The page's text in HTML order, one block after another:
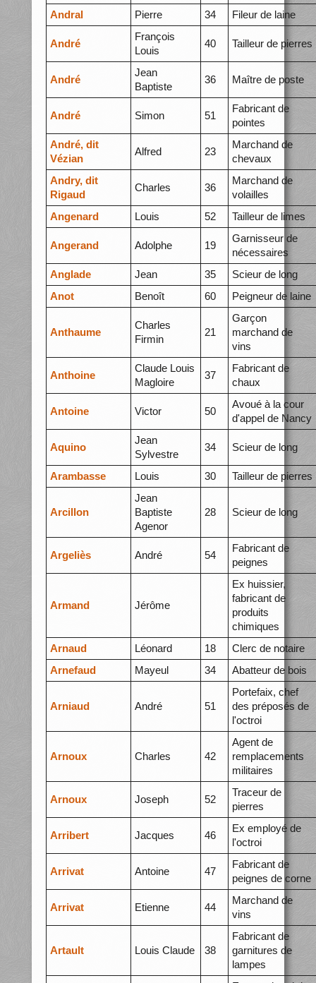
Andral
Pierre 34 Fileur de laine
André
François
Louis
40 Tailleur de pierres
André
Jean
Baptiste
36 Maître de poste
André Simon 51
Fabricant de
pointes
André, dit
Vézian
Alfred 23
Marchand de
chevaux
Andry, dit
Rigaud
Charles 36
Marchand de
volailles
Angenard
Louis 52 Tailleur de limes
Angerand Adolphe 19
Garnisseur de
nécessaires
Anglade
Jean 35
Scieur de long
Anot
Benoît 60 Peigneur de laine
Anthaume
Charles
Firmin
21
Garçon
marchand de
vins
Anthoine
Claude Louis
Magloire
37
Fabricant de
chaux
Antoine Victor 50
Avoué à la cour
d'appel de Nancy
Aquino
Jean
Sylvestre
34 Scieur de long
Arambasse Louis 30 Tailleur de pierres
Arcillon
Jean
Baptiste
Agenor
28 Scieur de long
Argeliès André 54
Fabricant de
peignes
Armand Jérôme
Ex huissier,
fabricant de
produits
chimiques
Arnaud
Léonard 18
Clerc de notaire
Arnefaud
Mayeul 34 Abatteur de bois
Arniaud André 51
Portefaix, chef
des préposés de
l'octroi
Arnoux Charles 42
Agent de
remplacements
militaires
Arnoux Joseph 52
Traceur de
pierres
Arribert Jacques 46
Ex employé de
l'octroi
Arrivat Antoine 47
Fabricant de
peignes de corne
Arrivat Etienne 44
Marchand de
vins
Artault Louis Claude 38
Fabricant de
garnitures de
lampes